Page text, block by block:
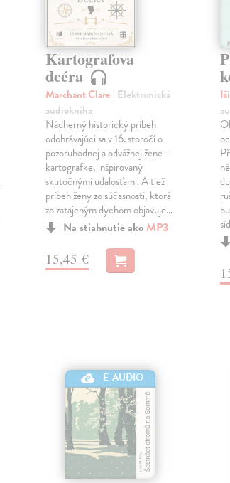
Kartografova
dcéra
Marchant Clare | Elektronická
audiokniha
Nádherný historický príbeh
odohrávajúci sa v 16. storočí o
pozoruhodnej a odvážnej žene –
kartografke, inšpirovaný
skutočnými udalosťami. A tiež
príbeh ženy zo súčasnosti, ktorá
zo zatajeným dychom objavuje…
Na stiahnutie ako MP3
15,45 €
E-AUDIO